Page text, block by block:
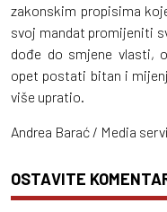
zakonskim propisima
svoj mandat promijeniti
dođe do smjene vlasti,
opet postati bitan i
više upratio.
Andrea Barać / Media
OSTAVITE